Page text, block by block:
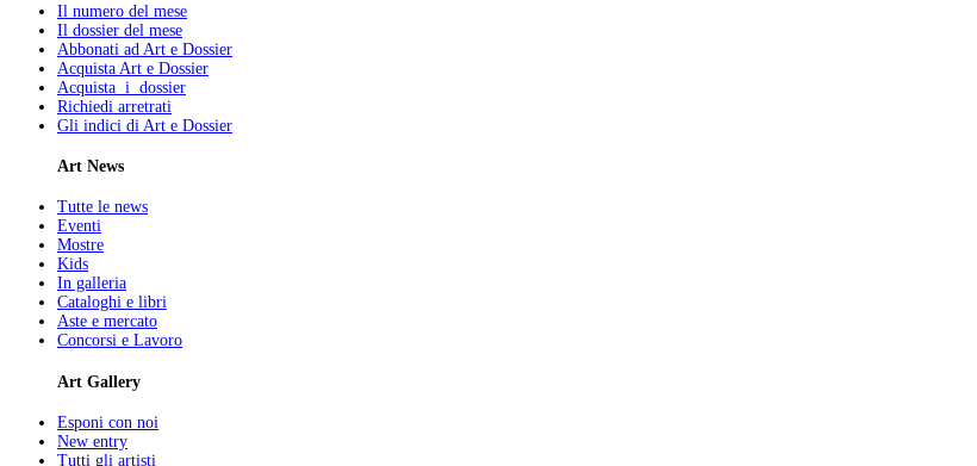
Il numero del mese
Il dossier del mese
Abbonati ad Art e Dossier
Acquista Art e Dossier
Acquista i dossier
Richiedi arretrati
Gli indici di Art e Dossier
Art News
Tutte le news
Eventi
Mostre
Kids
In galleria
Cataloghi e libri
Aste e mercato
Concorsi e Lavoro
Art Gallery
Esponi con noi
New entry
Tutti gli artisti